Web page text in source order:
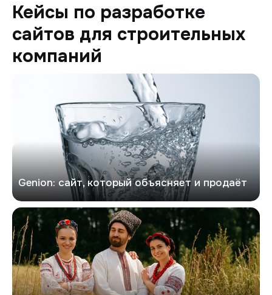
Кейсы по разработке
сайтов для строительных
компаний
Genion: сайт, который объясняет и продаёт
Казачий рассвет